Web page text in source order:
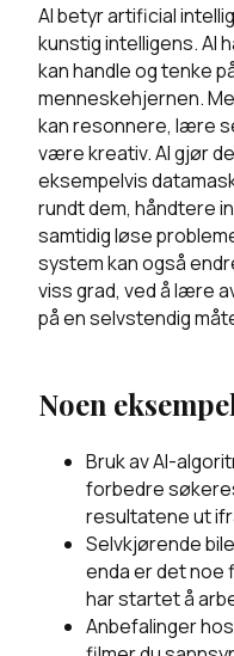
AI betyr artificial
kunstig intelligens. AI
kan handle og tenke
menneskehjernen.
kan resonnere, lære
være kreativ. AI gjør
eksempelvis
rundt dem, håndtere
samtidig løse
system kan også
viss grad, ved å lære
på en selvstendig
Noen
Bruk av AI-
forbedre
resultatene ut
Selvkjørende
enda er det noe
har startet å
Anbefalinger